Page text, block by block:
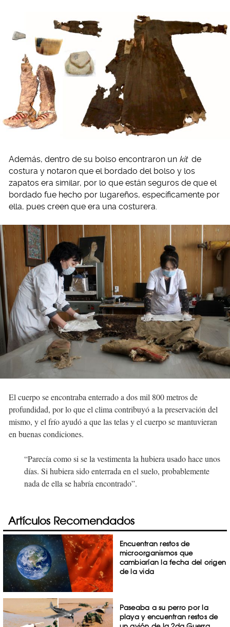
Además, dentro de su bolso encontraron un kit de
costura y notaron que el bordado del bolso y los
zapatos era similar, por lo que están seguros de que el
bordado fue hecho por lugareños, específicamente por
ella, pues creen que era una costurera.
El cuerpo se encontraba enterrado a dos mil 800 metros de
profundidad, por lo que el clima contribuyó a la preservación del
mismo, y el frío ayudó a que las telas y el cuerpo se mantuvieran
en buenas condiciones.
“Parecía como si se la vestimenta la hubiera usado hace unos
días. Si hubiera sido enterrada en el suelo, probablemente
nada de ella se habría encontrado”.
Artículos Recomendados
Encuentran restos de
microorganismos que
cambiarían la fecha del origen
de la vida
Paseaba a su perro por la
playa y encuentran restos de